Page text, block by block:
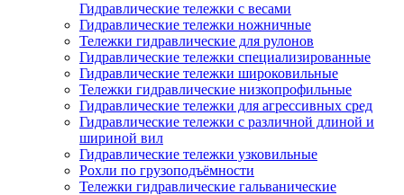
Гидравлические тележки с весами
Гидравлические тележки ножничные
Тележки гидравлические для рулонов
Гидравлические тележки специализированные
Гидравлические тележки широковильные
Тележки гидравлические низкопрофильные
Гидравлические тележки для агрессивных сред
Гидравлические тележки с различной длиной и
шириной вил
Гидравлические тележки узковильные
Рохли по грузоподъёмности
Тележки гидравлические гальванические